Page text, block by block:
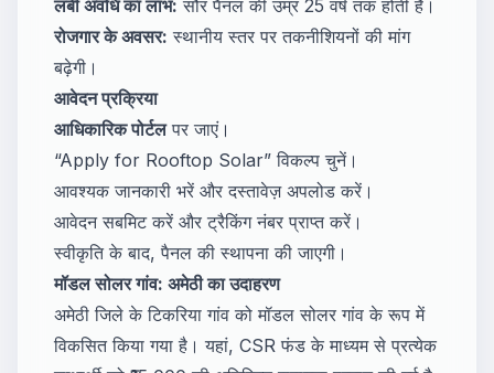
लंबी अवधि का लाभ: सौर पैनल की उम्र 25 वर्ष तक होती है।
रोजगार के अवसर: स्थानीय स्तर पर तकनीशियनों की मांग
बढ़ेगी।
आवेदन प्रक्रिया
आधिकारिक पोर्टलपर जाएं।
“Apply for Rooftop Solar” विकल्प चुनें।
आवश्यक जानकारी भरें और दस्तावेज़ अपलोड करें।
आवेदन सबमिट करें और ट्रैकिंग नंबर प्राप्त करें।
स्वीकृति के बाद, पैनल की स्थापना की जाएगी।
मॉडल सोलर गांव: अमेठी का उदाहरण
अमेठी जिले के टिकरिया गांव को मॉडल सोलर गांव के रूप में
विकसित किया गया है। यहां, CSR फंड के माध्यम से प्रत्येक